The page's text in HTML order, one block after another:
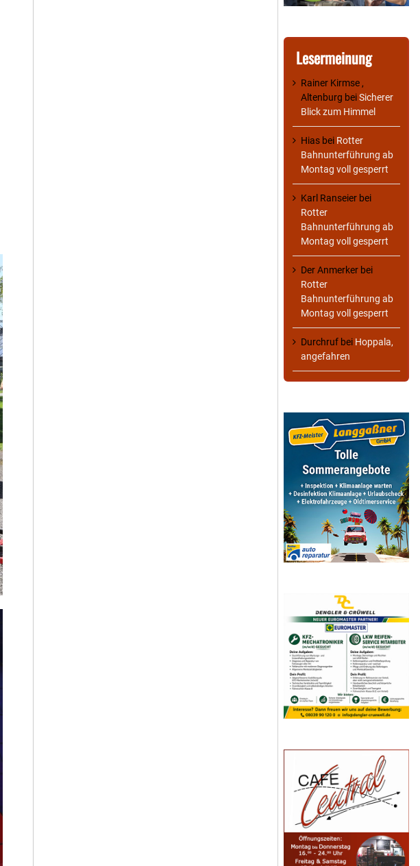
Lesermeinung
Rainer Kirmse ,
Altenburg beiSicherer
Blick zum Himmel
Hias bei Rotter
Bahnunterführung ab
Montag voll gesperrt
Karl Ranseier bei
Rotter
Bahnunterführung ab
Montag voll gesperrt
Der Anmerker bei
Rotter
Bahnunterführung ab
Montag voll gesperrt
Durchruf bei Hoppala,
angefahren